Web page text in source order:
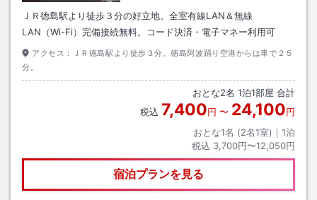
ＪＲ徳島駅より徒歩３分の好立地。全室有線LAN＆無線
LAN（Wi-Fi）完備接続無料。コード決済・電子マネー利用可
アクセス：
ＪＲ徳島駅より徒歩３分。徳島阿波踊り空港からは車で２５
分。
おとな2名 1泊1部屋 合計
税込 7,400円 〜 24,100円
おとな1名 (2名1室)｜ 1泊
税込 3,700円〜12,050円
宿泊プランを見る